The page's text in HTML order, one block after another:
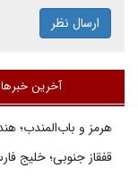
ارسال نظر
آخرین خبرها
هرمز و باب‌المندب؛
قفقاز جنوبی؛ خلیج